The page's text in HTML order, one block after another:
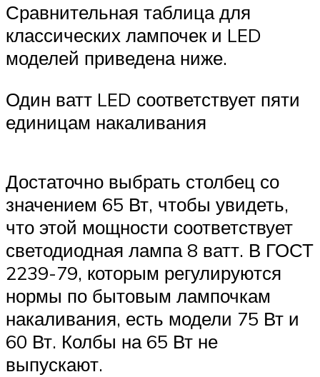
Сравнительная таблица для
классических лампочек и LED
моделей приведена ниже.
Один ватт LED соответствует пяти
единицам накаливания
Достаточно выбрать столбец со
значением 65 Вт, чтобы увидеть,
что этой мощности соответствует
светодиодная лампа 8 ватт. В ГОСТ
2239-79, которым регулируются
нормы по бытовым лампочкам
накаливания, есть модели 75 Вт и
60 Вт. Колбы на 65 Вт не
выпускают.